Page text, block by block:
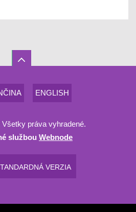
ENGLISH
práva vyhradené.
službou Webnode
VERZIA